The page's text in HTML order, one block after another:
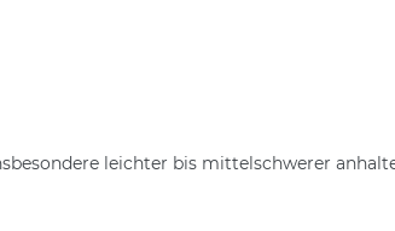
leichter bis mittelschwerer